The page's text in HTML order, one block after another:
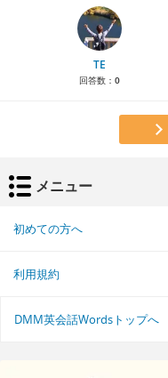
TE
回答数： 0
メニュー
初めての方へ
利用規約
DMM英会話Wordsトップへ